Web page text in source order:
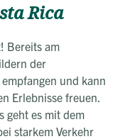
Rica
Bereits am
der
und kann
Erlebnisse freuen.
geht es mit dem
starkem Verkehr